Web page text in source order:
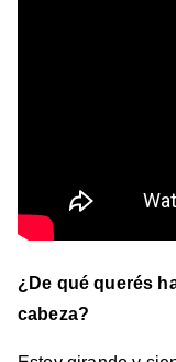
¿De qué querés
cabeza?